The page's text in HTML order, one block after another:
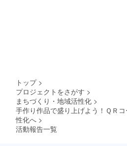
トップ >
プロジェクトをさがす >
まちづくり・地域活性化 >
手作り作品で盛り上げよう！ＱＲ
性化へ >
活動報告一覧